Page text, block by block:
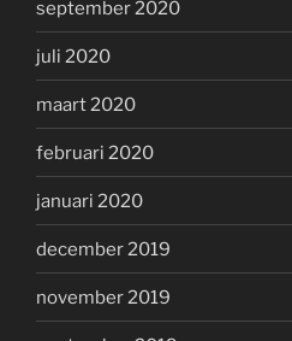
september 2020
juli 2020
maart 2020
februari 2020
januari 2020
december 2019
november 2019